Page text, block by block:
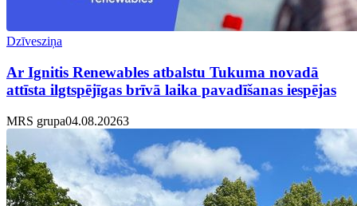
Dzīvesziņa
Ar Ignitis Renewables atbalstu Tukuma novadā
attīsta ilgtspējīgas brīvā laika pavadīšanas iespējas
MRS grupa04.08.20263